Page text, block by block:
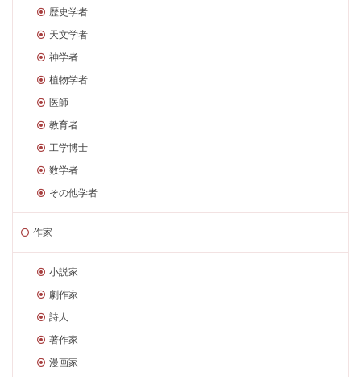
歴史学者
天文学者
神学者
植物学者
医師
教育者
工学博士
数学者
その他学者
作家
小説家
劇作家
詩人
著作家
漫画家